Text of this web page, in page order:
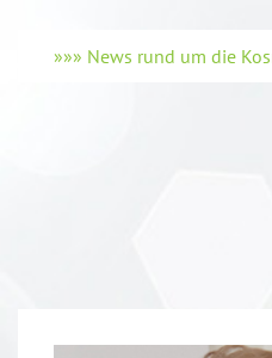
»»» News rund um die